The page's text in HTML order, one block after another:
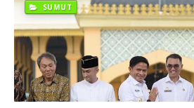
SUMUT